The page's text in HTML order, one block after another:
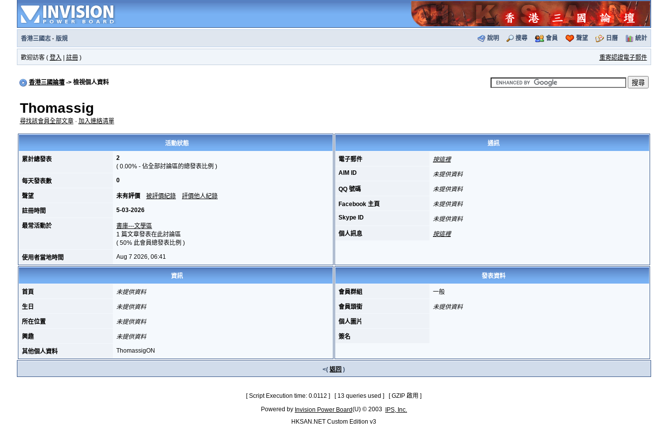
香港三國志· 版規 說明 搜尋 會員 聲望 日曆 統計
歡迎訪客 ( 登入 註冊) 重寄認證電子郵件
香港三國論壇-> 檢視個人資料
Thomassig
尋找該會員全部文章· 加入連絡清單
活動狀態
累計總發表
2
( 0.00% - 佔全部討論區的總發表比例 )
每天發表數 0
聲望 未有評價 被評價紀錄 評價他人紀錄
註冊時間 5-03-2026
最常活動於
書庫---文學區
1 篇文章發表在此討論區
( 50% 此會員總發表比例 )
使用者當地時間 Aug 7 2026, 06:41
通訊
電子郵件
按這裡
AIM ID
未提供資料
QQ 號碼 未提供資料
Facebook 主頁
未提供資料
Skype ID
未提供資料
個人訊息 按這裡
資訊
首頁 未提供資料
生日 未提供資料
所在位置 未提供資料
興趣 未提供資料
其他個人資料 ThomassigON
發表資料
會員群組 一般
會員頭銜 未提供資料
個人圖片
簽名
<(返回 )
[ Script Execution time: 0.0112 ] [ 13 queries used ] [ GZIP 啟用 ]
Powered by Invision Power Board(U) © 2003
IPS, Inc.
HKSAN.NET Custom Edition v3